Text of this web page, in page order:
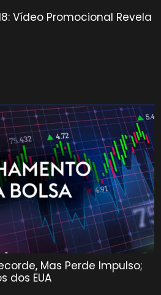
Vídeo Promocional Revela
Mas Perde Impulso;
dos EUA